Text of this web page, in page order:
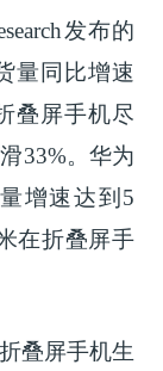
发布的
量同比增速
叠屏手机尽
33%。华为
增速达到5
在折叠屏手
叠屏手机生